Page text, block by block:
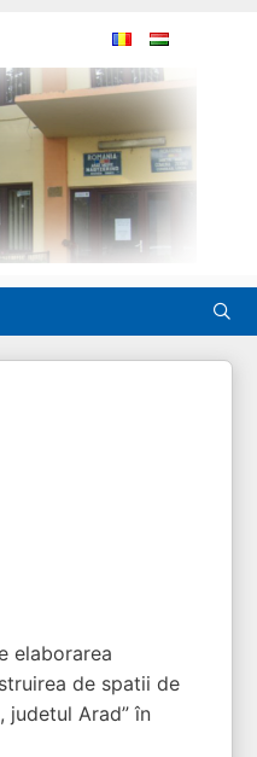
elaborarea
de spatii de
judetul Arad”în